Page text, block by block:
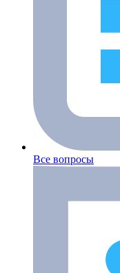
Все вопросы